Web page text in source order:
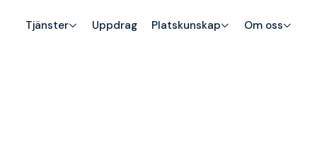
Tjänster Uppdrag Platskunskap Om oss